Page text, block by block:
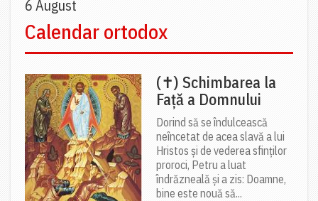
6 August
Calendar ortodox
(✝) Schimbarea la
Față a Domnului
Dorind să se îndulcească
neîncetat de acea slavă a lui
Hristos și de vederea sfinților
proroci, Petru a luat
îndrăzneală și a zis: Doamne,
bine este nouă să...